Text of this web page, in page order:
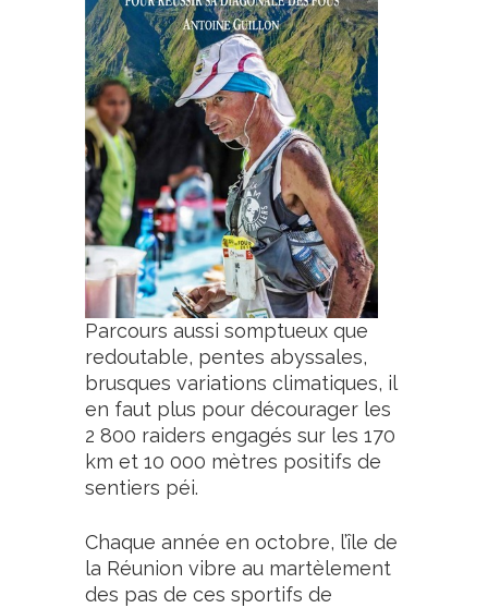
Parcours aussi somptueux que
redoutable, pentes abyssales,
brusques variations climatiques, il
en faut plus pour décourager les
2 800 raiders engagés sur les 170
km et 10 000 mètres positifs de
sentiers péi.
Chaque année en octobre, l’île de
la Réunion vibre au martèlement
des pas de ces sportifs de